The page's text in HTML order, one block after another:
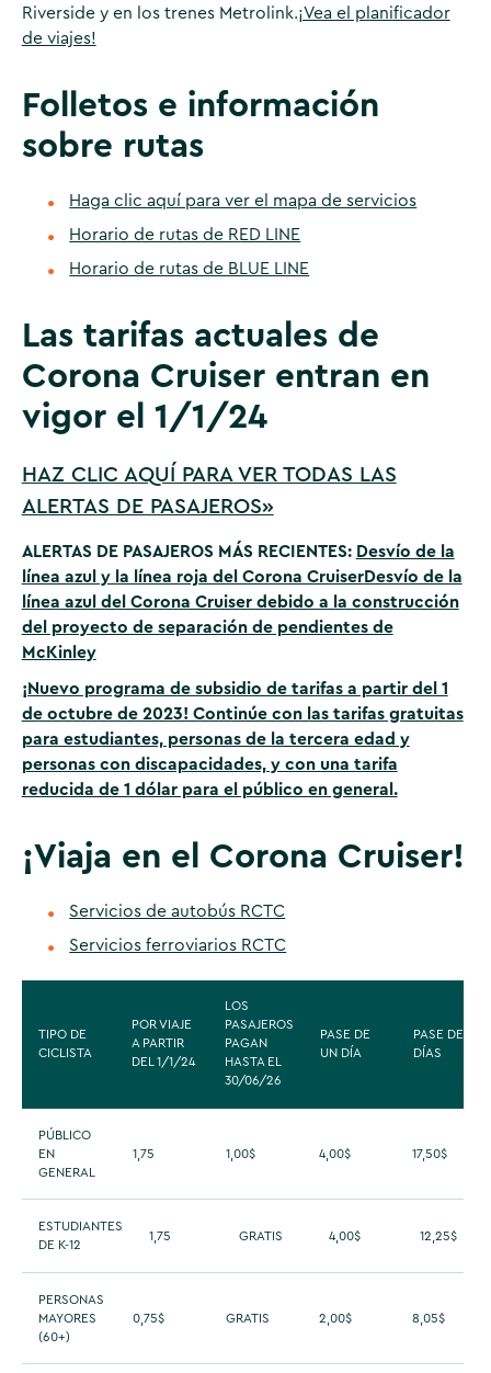
Riverside y en los trenes Metrolink.¡Vea el planificador
de viajes!
Folletos e información
sobre rutas
Haga clic aquí para ver el mapa de servicios
Horario de rutas de RED LINE
Horario de rutas de BLUE LINE
Las tarifas actuales de
Corona Cruiser entran en
vigor el 1/1/24
HAZ CLIC AQUÍ PARA VER TODAS LAS
ALERTAS DE PASAJEROS»
ALERTAS DE PASAJEROS MÁS RECIENTES: Desvío de la
línea azul y la línea roja del Corona CruiserDesvío de la
línea azul del Corona Cruiser debido a la construcción
del proyecto de separación de pendientes de
McKinley
¡Nuevo programa de subsidio de tarifas a partir del 1
de octubre de 2023! Continúe con las tarifas gratuitas
para estudiantes, personas de la tercera edad y
personas con discapacidades, y con una tarifa
reducida de 1 dólar para el público en general.
¡Viaja en el Corona Cruiser!
Servicios de autobús RCTC
Servicios ferroviarios RCTC
TIPO DE
CICLISTA
POR VIAJE
A PARTIR
DEL 1/1/24
LOS
PASAJEROS
PAGAN
HASTA EL
30/06/26
PASE DE
UN DÍA
PASE DE 15
DÍAS
PÚBLICO
EN
GENERAL
1,75 1,00$ 4,00$ 17,50$
ESTUDIANTES
DE K-12
1,75 GRATIS 4,00$ 12,25$
PERSONAS
MAYORES
(60+)
0,75$ GRATIS 2,00$ 8,05$